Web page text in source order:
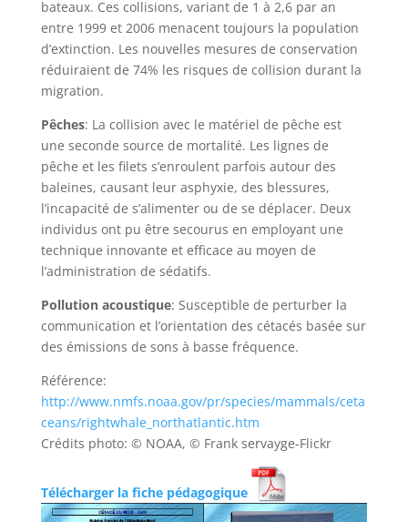
bateaux. Ces collisions, variant de 1 à 2,6 par an
entre 1999 et 2006 menacent toujours la population
d’extinction. Les nouvelles mesures de conservation
réduiraient de 74% les risques de collision durant la
migration.
Pêches: La collision avec le matériel de pêche est
une seconde source de mortalité. Les lignes de
pêche et les filets s’enroulent parfois autour des
baleines, causant leur asphyxie, des blessures,
l’incapacité de s’alimenter ou de se déplacer. Deux
individus ont pu être secourus en employant une
technique innovante et efficace au moyen de
l’administration de sédatifs.
Pollution acoustique: Susceptible de perturber la
communication et l’orientation des cétacés basée sur
des émissions de sons à basse fréquence.
Référence:
http://www.nmfs.noaa.gov/pr/species/mammals/ceta
ceans/rightwhale_northatlantic.htm
Crédits photo: © NOAA, © Frank servayge-Flickr
Télécharger la fiche pédagogique